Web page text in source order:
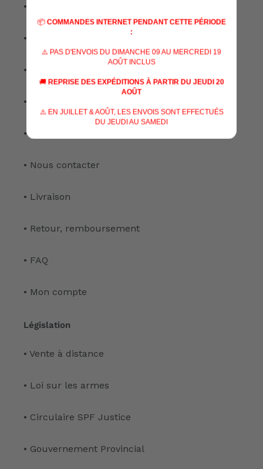
• A propos de nous
• Nos marques
• Nos spécialisations
• Nos services
• Notre atelier
• Nous contacter
• Livraison
• Retour, remboursement
• FAQ
• Mon compte
Législation
• Vente à distance
• Loi sur les armes
• Circulaire SPF Justice
• Gouvernement Provincial
📦 COMMANDES INTERNET PENDANT CETTE PÉRIODE
:
⚠️ PAS D'ENVOIS DU DIMANCHE 09 AU MERCREDI 19
AOÛT INCLUS
🚚 REPRISE DES EXPÉDITIONS À PARTIR DU JEUDI 20
AOÛT
⚠️ EN JUILLET & AOÛT, LES ENVOIS SONT EFFECTUÉS
DU JEUDI AU SAMEDI